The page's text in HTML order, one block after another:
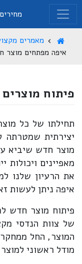
מחירים
מאמרים
איפה מפתחים מוצר
פיתוח
תחילתו של כל
יצירתית שמטרתה
מוצר חדש שיביא
מאפיינים ויכולות
את הרעיון שלנו
איפה ניתן לעשות
פיתוח מוצר חדש
של צוות הנדסי
המוצר, החל
מודל ראשוני